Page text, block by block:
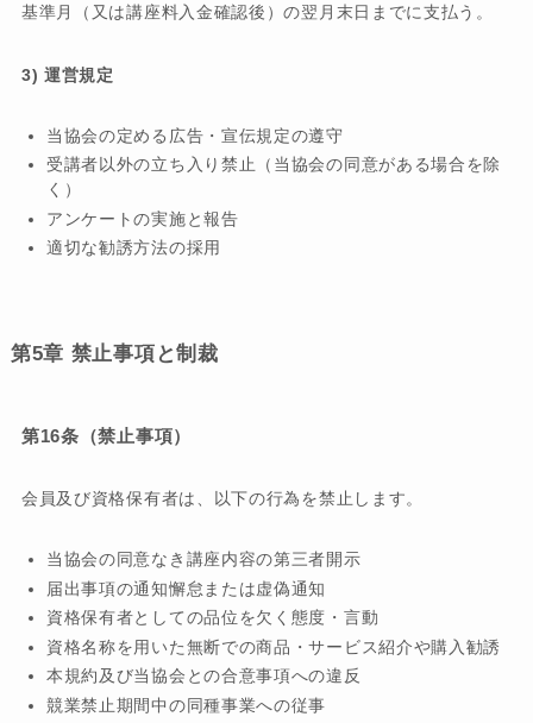
基準月（又は講座料入金確認後）の翌月末日までに支払う。
3) 運営規定
当協会の定める広告・宣伝規定の遵守
受講者以外の立ち入り禁止（当協会の同意がある場合を除
く）
アンケートの実施と報告
適切な勧誘方法の採用
第5章 禁止事項と制裁
第16条（禁止事項）
会員及び資格保有者は、以下の行為を禁止します。
当協会の同意なき講座内容の第三者開示
届出事項の通知懈怠または虚偽通知
資格保有者としての品位を欠く態度・言動
資格名称を用いた無断での商品・サービス紹介や購入勧誘
本規約及び当協会との合意事項への違反
競業禁止期間中の同種事業への従事